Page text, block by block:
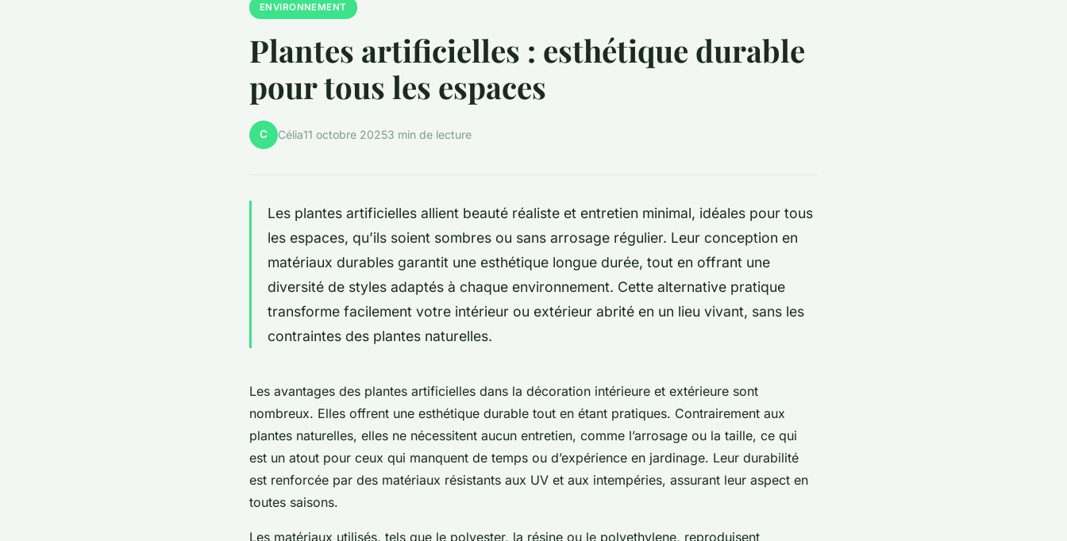
ENVIRONNEMENT
Plantes artificielles : esthétique durable
pour tous les espaces
C Célia11 octobre 20253 min de lecture
Les plantes artificielles allient beauté réaliste et entretien minimal, idéales pour tous
les espaces, qu’ils soient sombres ou sans arrosage régulier. Leur conception en
matériaux durables garantit une esthétique longue durée, tout en offrant une
diversité de styles adaptés à chaque environnement. Cette alternative pratique
transforme facilement votre intérieur ou extérieur abrité en un lieu vivant, sans les
contraintes des plantes naturelles.
Les avantages des plantes artificielles dans la décoration intérieure et extérieure sont
nombreux. Elles offrent une esthétique durable tout en étant pratiques. Contrairement aux
plantes naturelles, elles ne nécessitent aucun entretien, comme l’arrosage ou la taille, ce qui
est un atout pour ceux qui manquent de temps ou d’expérience en jardinage. Leur durabilité
est renforcée par des matériaux résistants aux UV et aux intempéries, assurant leur aspect en
toutes saisons.
Les matériaux utilisés, tels que le polyester, la résine ou le polyethylene, reproduisent